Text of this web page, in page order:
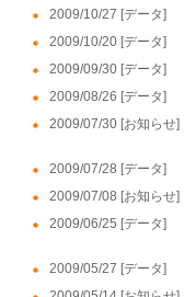
2009/10/27 [データ]
2009/10/20 [データ]
2009/09/30 [データ]
2009/08/26 [データ]
2009/07/30 [お知らせ]
2009/07/28 [データ]
2009/07/08 [お知らせ]
2009/06/25 [データ]
2009/05/27 [データ]